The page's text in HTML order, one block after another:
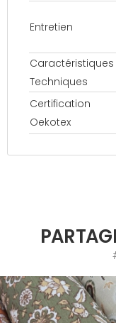
Entretien
Caractéristiques
Techniques
Certification
Oekotex